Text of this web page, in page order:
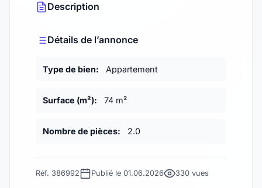
Description
Détails de l’annonce
Type de bien: Appartement
Surface (m²): 74 m²
Nombre de pièces: 2.0
Réf. 386992 Publié le 01.06.2026 330 vues